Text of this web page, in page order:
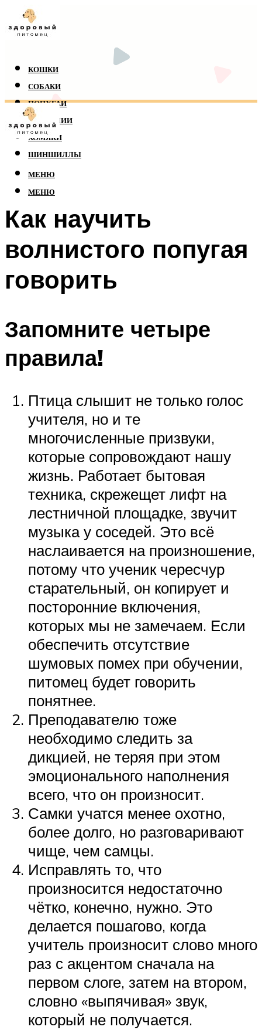
КОШКИ
СОБАКИ
ПОПУГАИ
РЕПТИЛИИ
ХОМЯКИ
ШИНШИЛЛЫ
МЕНЮ
МЕНЮ
Как научить
волнистого попугая
говорить
Запомните четыре
правила!
Птица слышит не только голос
учителя, но и те
многочисленные призвуки,
которые сопровождают нашу
жизнь. Работает бытовая
техника, скрежещет лифт на
лестничной площадке, звучит
музыка у соседей. Это всё
наслаивается на произношение,
потому что ученик чересчур
старательный, он копирует и
посторонние включения,
которых мы не замечаем. Если
обеспечить отсутствие
шумовых помех при обучении,
питомец будет говорить
понятнее.
Преподавателю тоже
необходимо следить за
дикцией, не теряя при этом
эмоционального наполнения
всего, что он произносит.
Самки учатся менее охотно,
более долго, но разговаривают
чище, чем самцы.
Исправлять то, что
произносится недостаточно
чётко, конечно, нужно. Это
делается пошагово, когда
учитель произносит слово много
раз с акцентом сначала на
первом слоге, затем на втором,
словно «выпячивая» звук,
который не получается.